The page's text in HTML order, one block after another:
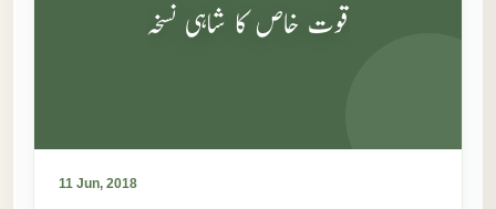
قوت خاص کا شاہی نسخہ
11 Jun, 2018